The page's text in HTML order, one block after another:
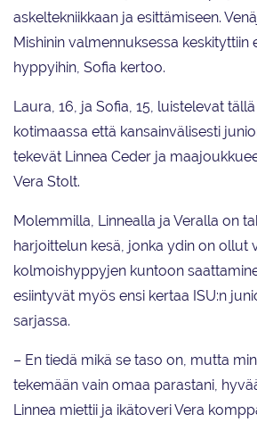
askeltekniikkaan ja esittämiseen.
Mishinin valmennuksessa keskityttiin
hyppyihin, Sofia kertoo.
Laura, 16, ja Sofia, 15, luistelevat
kotimaassa että kansainvälisesti
tekevät Linnea Ceder ja
Vera Stolt.
Molemmilla, Linnealla ja Veralla on
harjoittelun kesä, jonka ydin on ollut
kolmoishyppyjen kuntoon
esiintyvät myös ensi kertaa ISU:n
sarjassa.
– En tiedä mikä se taso on, mutta
tekemään vain omaa parastani,
Linnea miettii ja ikätoveri Vera